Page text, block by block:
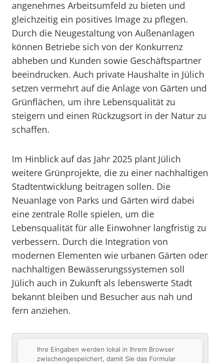
angenehmes Arbeitsumfeld zu bieten und
gleichzeitig ein positives Image zu pflegen.
Durch die Neugestaltung von Außenanlagen
können Betriebe sich von der Konkurrenz
abheben und Kunden sowie Geschäftspartner
beeindrucken. Auch private Haushalte in Jülich
setzen vermehrt auf die Anlage von Gärten und
Grünflächen, um ihre Lebensqualität zu
steigern und einen Rückzugsort in der Natur zu
schaffen.
Im Hinblick auf das Jahr 2025 plant Jülich
weitere Grünprojekte, die zu einer nachhaltigen
Stadtentwicklung beitragen sollen. Die
Neuanlage von Parks und Gärten wird dabei
eine zentrale Rolle spielen, um die
Lebensqualität für alle Einwohner langfristig zu
verbessern. Durch die Integration von
modernen Elementen wie urbanen Gärten oder
nachhaltigen Bewässerungssystemen soll
Jülich auch in Zukunft als lebenswerte Stadt
bekannt bleiben und Besucher aus nah und
fern anziehen.
Ihre Eingaben werden lokal in Ihrem Browser
zwischengespeichert, damit Sie das Formular